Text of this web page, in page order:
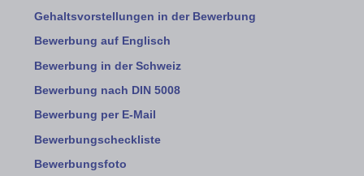
Gehaltsvorstellungen in der Bewerbung
Bewerbung auf Englisch
Bewerbung in der Schweiz
Bewerbung nach DIN 5008
Bewerbung per E-Mail
Bewerbungscheckliste
Bewerbungsfoto